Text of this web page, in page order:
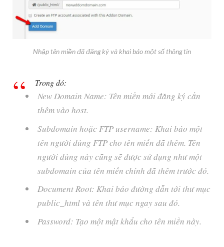
Nhập tên miền đã đăng ký và khai báo một số thông tin
Trong đó:
New Domain Name: Tên miền mới đăng ký cần
thêm vào host.
Subdomain hoặc FTP username: Khai báo một
tên người dùng FTP cho tên miền đã thêm. Tên
người dùng này cũng sẽ được sử dụng như một
subdomain của tên miền chính đã thêm trước đó.
Document Root: Khai báo đường dẫn tới thư mục
public_html và tên thư mục ngay sau đó.
Password: Tạo một mật khẩu cho tên miền này.